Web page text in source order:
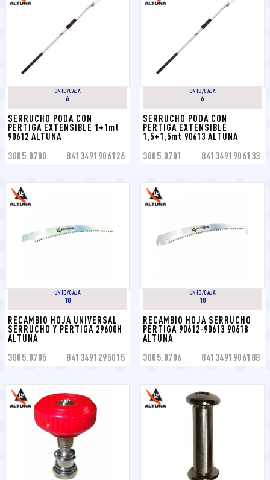
UNID/CAJA
6
SERRUCHO PODA CON
PERTIGA EXTENSIBLE 1+1mt
90612 ALTUNA
3005.0700 8413491906126
UNID/CAJA
6
SERRUCHO PODA CON
PERTIGA EXTENSIBLE
1,5+1,5mt 90613 ALTUNA
3005.0701 8413491906133
UNID/CAJA
10
RECAMBIO HOJA UNIVERSAL
SERRUCHO Y PERTIGA 29600H
ALTUNA
3005.0705 8413491295015
UNID/CAJA
10
RECAMBIO HOJA SERRUCHO
PERTIGA 90612-90613 90618
ALTUNA
3005.0706 8413491906188